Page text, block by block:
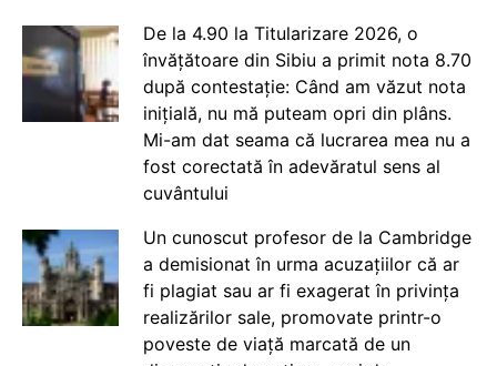
De la 4.90 la Titularizare 2026, o
învățătoare din Sibiu a primit nota 8.70
după contestație: Când am văzut nota
inițială, nu mă puteam opri din plâns.
Mi-am dat seama că lucrarea mea nu a
fost corectată în adevăratul sens al
cuvântului
Un cunoscut profesor de la Cambridge
a demisionat în urma acuzațiilor că ar
fi plagiat sau ar fi exagerat în privința
realizărilor sale, promovate printr-o
poveste de viață marcată de un